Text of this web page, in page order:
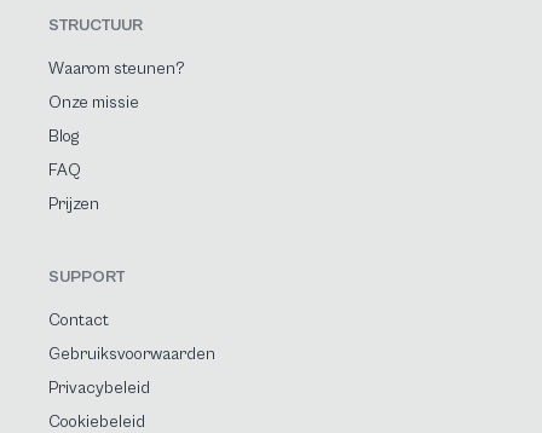
STRUCTUUR
Waarom steunen?
Onze missie
Blog
FAQ
Prijzen
SUPPORT
Contact
Gebruiksvoorwaarden
Privacybeleid
Cookiebeleid